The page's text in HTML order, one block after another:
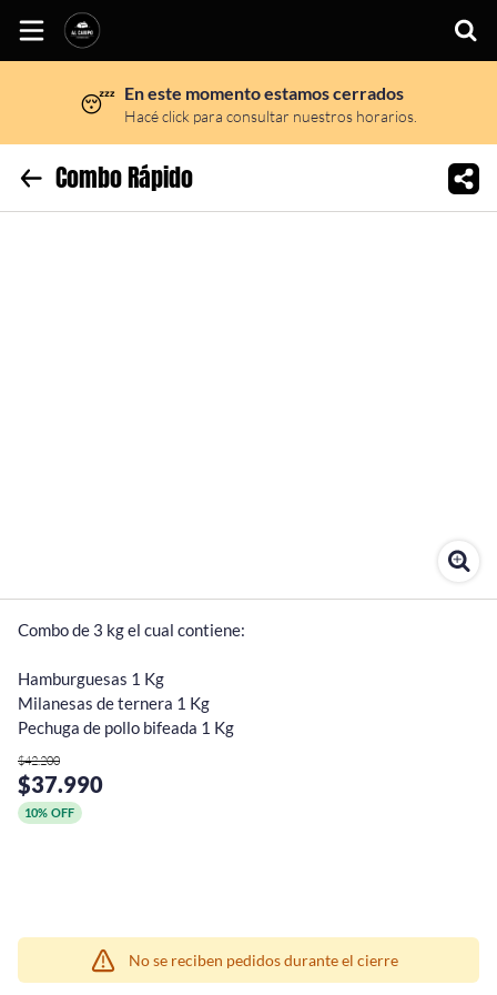
Inicio
Sitio web
emprendimiento!
😴 En este momento estamos cerrados
Hacé click para consultar nuestros horarios.
Combo Rápido
Combo de 3 kg el cual contiene:
Hamburguesas 1 Kg
Milanesas de ternera 1 Kg
Pechuga de pollo bifeada 1 Kg
$42.200
$37.990
10% OFF
No se reciben pedidos durante el cierre